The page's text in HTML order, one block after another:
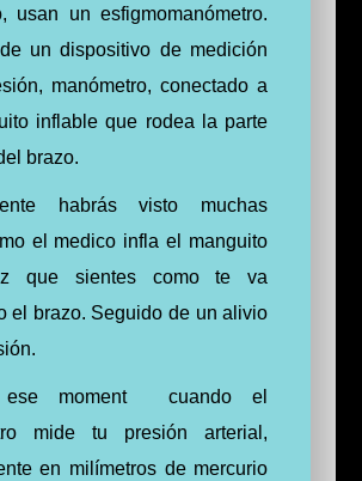
usan un esfigmomanómetro.
un dispositivo de medición
manómetro, conectado a
inflable que rodea la parte
brazo.
habrás visto muchas
el medico infla el manguito
que sientes como te va
el brazo. Seguido de un alivio
moment cuando el
mide tu presión arterial,
en milímetros de mercurio